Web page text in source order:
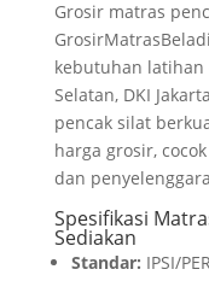
Grosir matras
kebutuhan latihan
Selatan, DKI
pencak silat
harga grosir,
dan
Spesifikasi
Sediakan
Standar: IPSI/